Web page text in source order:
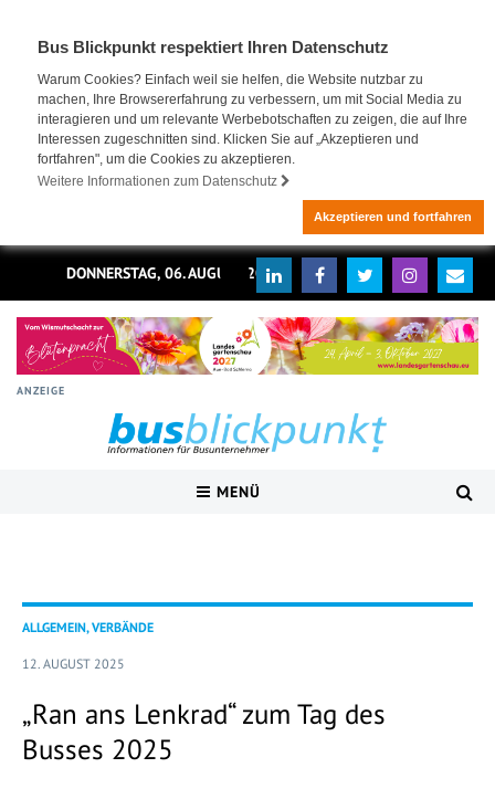
Bus Blickpunkt respektiert Ihren Datenschutz
Warum Cookies? Einfach weil sie helfen, die Website nutzbar zu
machen, Ihre Browsererfahrung zu verbessern, um mit Social Media zu
interagieren und um relevante Werbebotschaften zu zeigen, die auf Ihre
Interessen zugeschnitten sind. Klicken Sie auf „Akzeptieren und
fortfahren", um die Cookies zu akzeptieren.
Weitere Informationen zum Datenschutz
Akzeptieren und fortfahren
DONNERSTAG, 06. AUGUST 2026
ANZEIGE
MENÜ
ALLGEMEIN, VERBÄNDE
12. AUGUST 2025
„Ran ans Lenkrad“ zum Tag des
Busses 2025